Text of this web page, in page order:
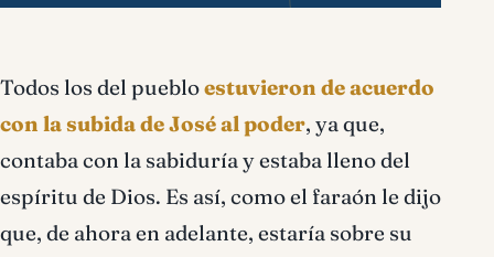
Todos los del puebloestuvieron de acuerdo
con la subida de José al poder, ya que,
contaba con la sabiduría y estaba lleno del
espíritu de Dios. Es así, como el faraón le dijo
que, de ahora en adelante, estaría sobre su